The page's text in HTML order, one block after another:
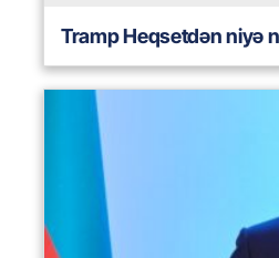
Tramp Heqsetdən niyə